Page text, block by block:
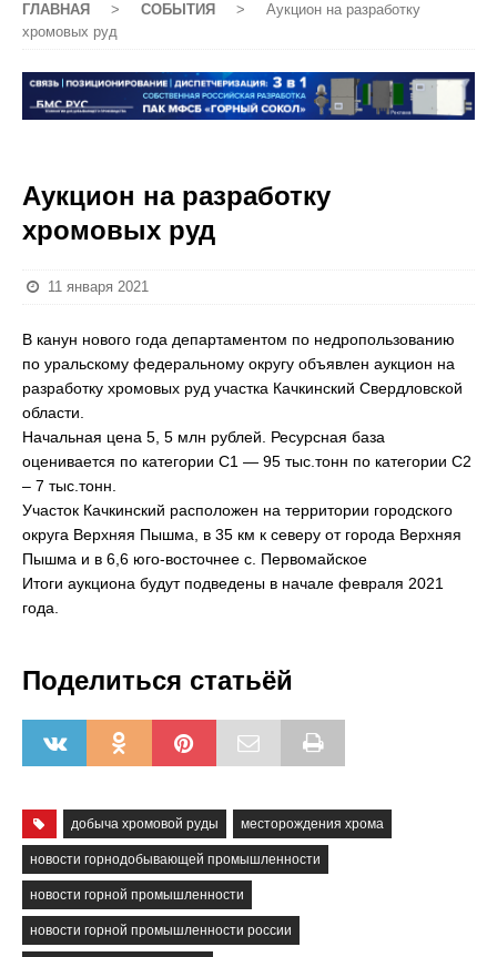
ГЛАВНАЯ > СОБЫТИЯ >
Аукцион на разработку
хромовых руд
Аукцион на разработку
хромовых руд
11 января 2021
В канун нового года департаментом по недропользованию
по уральскому федеральному округу объявлен аукцион на
разработку хромовых руд участка Качкинский Свердловской
области.
Начальная цена 5, 5 млн рублей. Ресурсная база
оценивается по категории С1 — 95 тыс.тонн по категории С2
– 7 тыс.тонн.
Участок Качкинский расположен на территории городского
округа Верхняя Пышма, в 35 км к северу от города Верхняя
Пышма и в 6,6 юго-восточнее с. Первомайское
Итоги аукциона будут подведены в начале февраля 2021
года.
Поделиться статьёй
добыча хромовой руды месторождения хрома
новости горнодобывающей промышленности
новости горной промышленности
новости горной промышленности россии